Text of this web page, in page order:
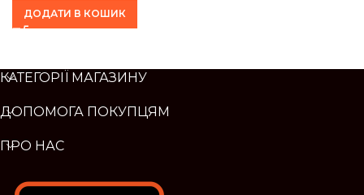
ДОДАТИ В КОШИК
КАТЕГОРІЇ МАГАЗИНУ
ДОПОМОГА ПОКУПЦЯМ
ПРО НАС